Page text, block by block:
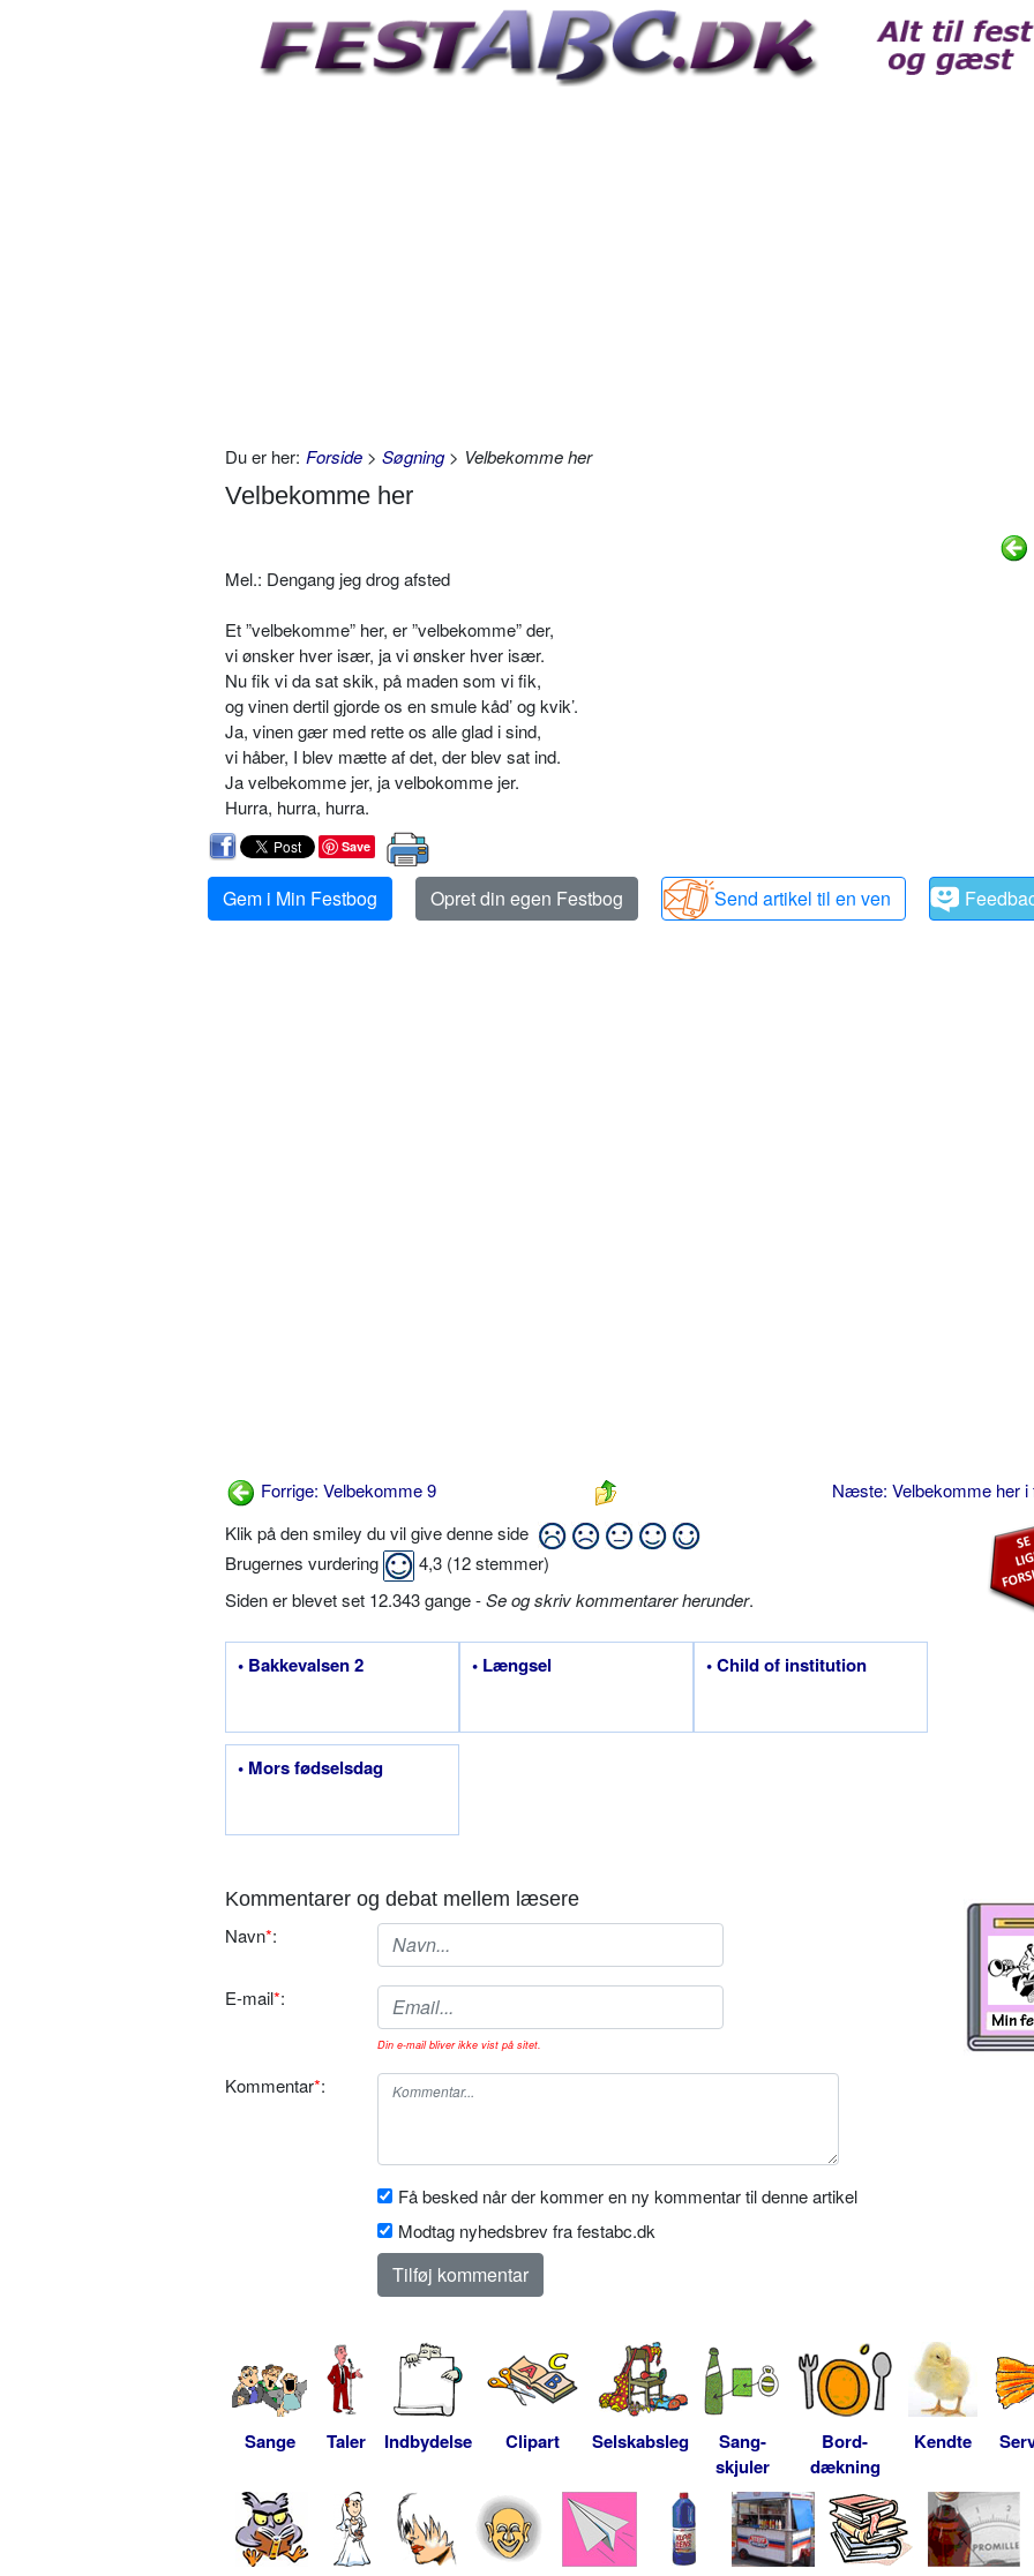
Du er her: Forside > Søgning> Velbekomme her
Velbekomme her
Mel.: Dengang jeg drog afsted
Et ”velbekomme” her, er ”velbekomme” der,
vi ønsker hver især, ja vi ønsker hver især.
Nu fik vi da sat skik, på maden som vi fik,
og vinen dertil gjorde os en smule kåd’ og kvik’.
Ja, vinen gær med rette os alle glad i sind,
vi håber, I blev mætte af det, der blev sat ind.
Ja velbekomme jer, ja velbokomme jer.
Hurra, hurra, hurra.
Save
Gem i Min Festbog Opret din egen Festbog Send artikel til en ven
Forrige: Velbekomme 9
Næste: Velbekomme her i
Klik på den smiley du vil give denne side
Brugernes vurdering
4,3 (12stemmer)
Siden er blevet set 12.343 gange -Se og skriv kommentarer herunder.
• Bakkevalsen 2 • Længsel • Child of institution
• Mors fødselsdag
Kommentarer og debat mellem læsere
Navn*:
E-mail*:
Din e-mail bliver ikke vist på sitet.
Kommentar*:
Få besked når der kommer en ny kommentar til denne artikel
Modtag nyhedsbrev fra festabc.dk
Sange Taler Indbydelse Clipart Selskabsleg
Sang-
skjuler
Bord-
dækning
Kendte